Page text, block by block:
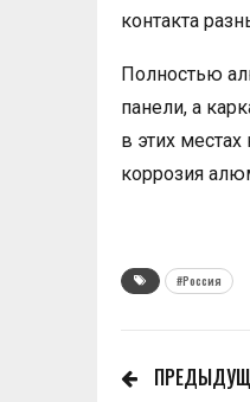
контакта
Полностью
панели, а
в этих
коррозия
#Россия